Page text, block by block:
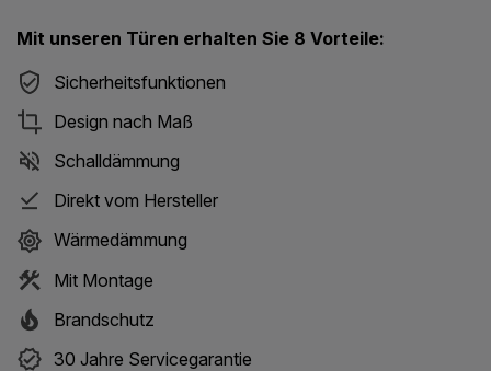
Mit unseren Türen erhalten Sie 8 Vorteile:
Sicherheitsfunktionen
Design nach Maß
Schalldämmung
Direkt vom Hersteller
Wärmedämmung
Mit Montage
Brandschutz
30 Jahre Servicegarantie